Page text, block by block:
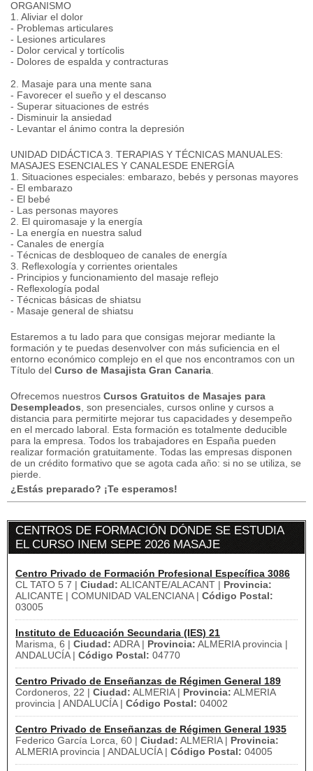
ORGANISMO
1. Aliviar el dolor
- Problemas articulares
- Lesiones articulares
- Dolor cervical y tortícolis
- Dolores de espalda y contracturas
2. Masaje para una mente sana
- Favorecer el sueño y el descanso
- Superar situaciones de estrés
- Disminuir la ansiedad
- Levantar el ánimo contra la depresión
UNIDAD DIDÁCTICA 3. TERAPIAS Y TÉCNICAS MANUALES:
MASAJES ESENCIALES Y CANALESDE ENERGÍA
1. Situaciones especiales: embarazo, bebés y personas mayores
- El embarazo
- El bebé
- Las personas mayores
2. El quiromasaje y la energía
- La energía en nuestra salud
- Canales de energía
- Técnicas de desbloqueo de canales de energía
3. Reflexología y corrientes orientales
- Principios y funcionamiento del masaje reflejo
- Reflexología podal
- Técnicas básicas de shiatsu
- Masaje general de shiatsu
Estaremos a tu lado para que consigas mejorar mediante la
formación y te puedas desenvolver con más suficiencia en el
entorno económico complejo en el que nos encontramos con un
Título del Curso de Masajista Gran Canaria
Ofrecemos nuestros Cursos Gratuitos de Masajes para
Desempleados , son presenciales, cursos online y cursos a
distancia para permitirte mejorar tus capacidades y desempeño
en el mercado laboral. Esta formación es totalmente deducible
para la empresa. Todos los trabajadores en España pueden
realizar formación gratuitamente. Todas las empresas disponen
de un crédito formativo que se agota cada año: si no se utiliza, se
pierde.
¿Estás preparado? ¡Te esperamos!
CENTROS DE FORMACIÓN DÓNDE SE ESTUDIA
EL CURSO INEM SEPE 2026 MASAJE
Centro Privado de Formación Profesional Específica 3086
CL TATO 5 7 | Ciudad: ALICANTE/ALACANT | Provincia:
ALICANTE | COMUNIDAD VALENCIANA | Código Postal:
03005
Instituto de Educación Secundaria (IES) 21
Marisma, 6 | Ciudad: ADRA | Provincia: ALMERIA provincia |
ANDALUCÍA | Código Postal: 04770
Centro Privado de Enseñanzas de Régimen General 189
Cordoneros, 22 | Ciudad: ALMERIA | Provincia: ALMERIA
provincia | ANDALUCÍA | Código Postal: 04002
Centro Privado de Enseñanzas de Régimen General 1935
Federico García Lorca, 60 | Ciudad: ALMERIA | Provincia:
ALMERIA provincia | ANDALUCÍA | Código Postal: 04005